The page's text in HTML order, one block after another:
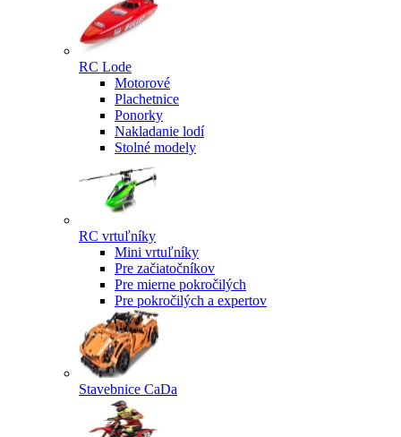
RC Lode
Motorové
Plachetnice
Ponorky
Nakladanie lodí
Stolné modely
RC vrtuľníky
Mini vrtuľníky
Pre začiatočníkov
Pre mierne pokročilých
Pre pokročilých a expertov
Stavebnice CaDa